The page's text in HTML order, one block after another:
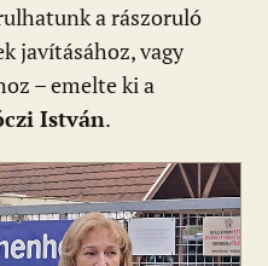
a rászoruló
javításához, vagy
– emelte ki a
István.